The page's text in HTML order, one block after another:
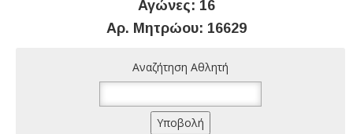
Αγώνες: 16
Αρ. Μητρώου: 16629
Αναζήτηση Αθλητή